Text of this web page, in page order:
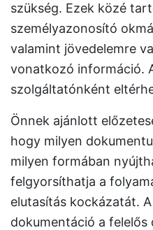
szükség. Ezek közé
személyazonosító
valamint jövedelemre
vonatkozó információ.
szolgáltatónként
Önnek ajánlott
hogy milyen
milyen formában
felgyorsíthatja a
elutasítás kockázatát.
dokumentáció a